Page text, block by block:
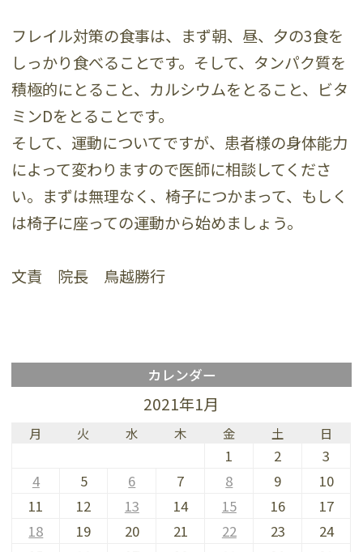
フレイル対策の食事は、まず朝、昼、夕の3食を
しっかり食べることです。そして、タンパク質を
積極的にとること、カルシウムをとること、ビタ
ミンDをとることです。
そして、運動についてですが、患者様の身体能力
によって変わりますので医師に相談してくださ
い。まずは無理なく、椅子につかまって、もしく
は椅子に座っての運動から始めましょう。
文責 院長 鳥越勝行
カレンダー
2021年1月
月 火 水 木 金 土 日
1 2
3
4
5 6 7 8 9
10
11
12 13 14 15 16
17
18
19 20 21 22 23
24